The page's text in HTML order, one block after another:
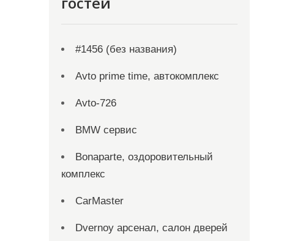
#1456 (без названия)
Avto prime time, автокомплекс
Avto-726
BMW сервис
Bonaparte, оздоровительный
комплекс
CarMaster
Dvernoy арсенал, салон дверей